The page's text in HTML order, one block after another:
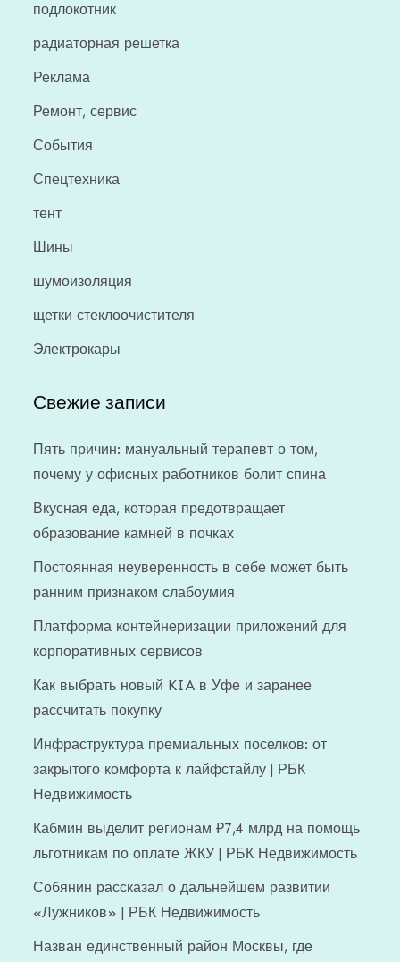
подлокотник
радиаторная решетка
Реклама
Ремонт, сервис
События
Спецтехника
тент
Шины
шумоизоляция
щетки стеклоочистителя
Электрокары
Свежие записи
Пять причин: мануальный терапевт о том,
почему у офисных работников болит спина
Вкусная еда, которая предотвращает
образование камней в почках
Постоянная неуверенность в себе может быть
ранним признаком слабоумия
Платформа контейнеризации приложений для
корпоративных сервисов
Как выбрать новый KIA в Уфе и заранее
рассчитать покупку
Инфраструктура премиальных поселков: от
закрытого комфорта к лайфстайлу | РБК
Недвижимость
Кабмин выделит регионам ₽7,4 млрд на помощь
льготникам по оплате ЖКУ | РБК Недвижимость
Собянин рассказал о дальнейшем развитии
«Лужников» | РБК Недвижимость
Назван единственный район Москвы, где